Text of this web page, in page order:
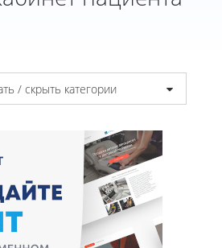
/ скрыть категории